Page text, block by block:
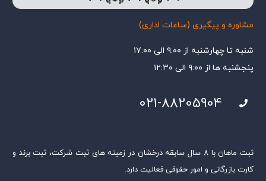
مشاوره و پیگیری (ساعات اداری)
شنبه تا چهارشنبه از ۹:۰۰ الی ۱۷:۰۰
پنجشنبه ها از ۹:۰۰ الی ۱۲:۳۰
021-88205904
ثبت ماهان با ۸ سال سابقه درخشان در زمینه های ثبت شرکت، ثبت برند و
کارت بازرگانی و امور حقوقی فعالیت دارد.